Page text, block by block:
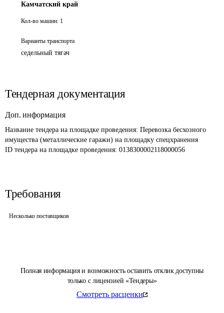
Полная информация и возможность оставить отклик доступны
только с лицензией «Тендеры»
Смотреть расценки
Камчатский край
Кол-во машин: 1
Варианты транспорта
седельный тягач
Тендерная документация
Доп. информация
Название тендера на площадке проведения: Перевозка бесхозного
ID тендера на площадке проведения: 0138300002118000056
Требования
Несколько поставщиков